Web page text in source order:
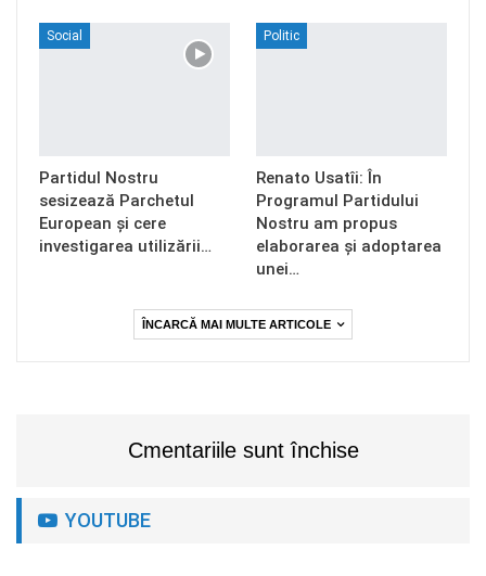
Social
Partidul Nostru
sesizează Parchetul
European și cere
investigarea utilizării…
Politic
Renato Usatîi: În
Programul Partidului
Nostru am propus
elaborarea și adoptarea
unei…
ÎNCARCĂ MAI MULTE ARTICOLE
Cmentariile sunt închise
YOUTUBE